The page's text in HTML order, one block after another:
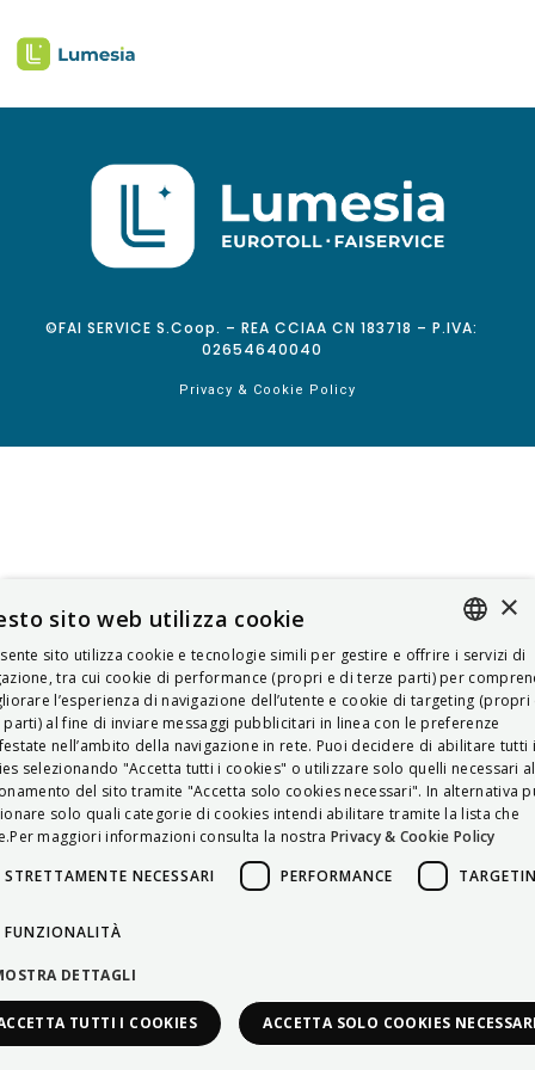
©FAI SERVICE S.Coop. – REA CCIAA CN 183718 – P.IVA:
02654640040
Privacy & Cookie Policy
ITALIAN
ENGLISH
FRENCH
HUNGARIAN
DEUTSCH
POLSKI
×
sito web utilizza cookie
sito utilizza cookie e tecnologie simili per gestire e offrire i servizi di
tra cui cookie di performance (propri e di terze parti) per
l’esperienza di navigazione dell’utente e cookie di targeting (propri
parti) al fine di inviare messaggi pubblicitari in linea con le preferenze
nell’ambito della navigazione in rete. Puoi decidere di abilitare tutti i
selezionando "Accetta tutti i cookies" o utilizzare solo quelli necessari al
del sito tramite "Accetta solo cookies necessari". In alternativa
solo quali categorie di cookies intendi abilitare tramite la lista che
maggiori informazioni consulta la nostra Privacy & Cookie Policy
STRETTAMENTE NECESSARI
PERFORMANCE
FUNZIONALITÀ
DETTAGLI
TUTTI I COOKIES ACCETTA SOLO COOKIES